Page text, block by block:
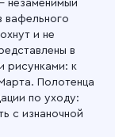
незаменимый
вафельного
и не
в
рисунками: к
Полотенца
по уходу:
с изнаночной